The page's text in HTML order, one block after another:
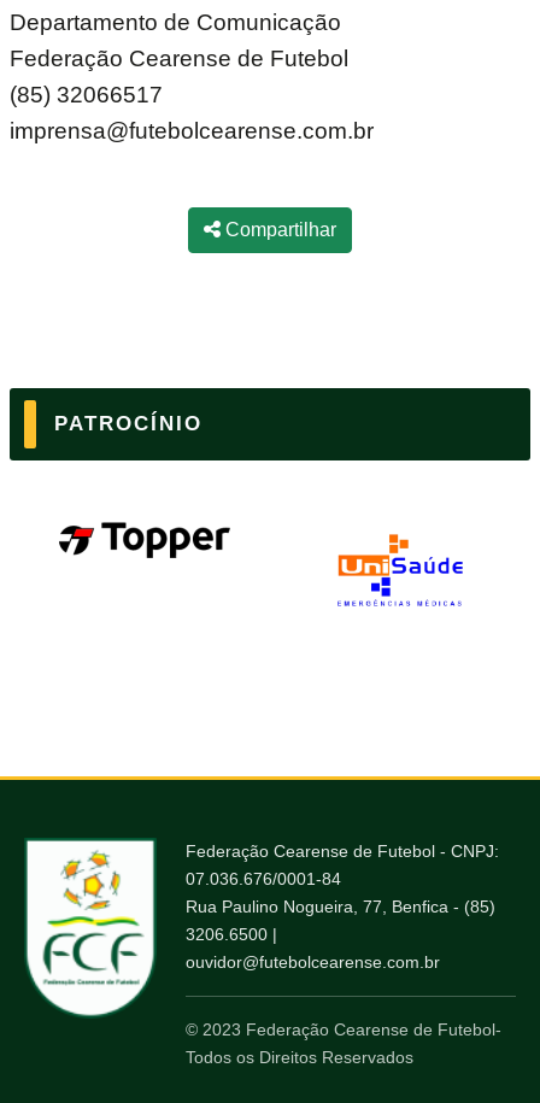
Departamento de Comunicação
Federação Cearense de Futebol
(85) 32066517
imprensa@futebolcearense.com.br
Compartilhar
PATROCÍNIO
Federação Cearense de Futebol - CNPJ:
07.036.676/0001-84
Rua Paulino Nogueira, 77, Benfica - (85)
3206.6500 |
ouvidor@futebolcearense.com.br
© 2023 Federação Cearense de Futebol-
Todos os Direitos Reservados